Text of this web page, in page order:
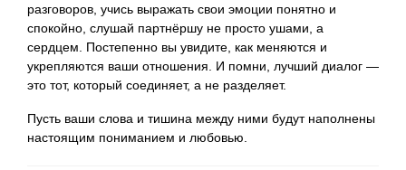
разговоров, учись выражать свои эмоции понятно и
спокойно, слушай партнёршу не просто ушами, а
сердцем. Постепенно вы увидите, как меняются и
укрепляются ваши отношения. И помни, лучший диалог —
это тот, который соединяет, а не разделяет.
Пусть ваши слова и тишина между ними будут наполнены
настоящим пониманием и любовью.